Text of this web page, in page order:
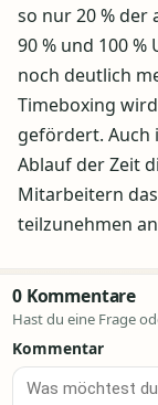
so nur 20 % der
90 % und 100
noch deutlich
Timeboxing
gefördert. Auch
Ablauf der Zeit
Mitarbeitern
teilzunehmen
0 Kommentare
Hast du eine Frage
Kommentar